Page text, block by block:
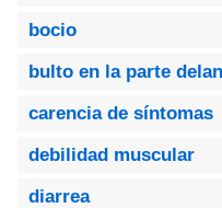
bocio
bulto en la parte
carencia de síntomas
debilidad muscular
diarrea